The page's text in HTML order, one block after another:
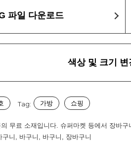
파일 다운로드
색상 및 크기 변
Tag: 가방 쇼핑
무료 소재입니다. 슈퍼마켓 등에서 장바
니, 바구니, 바구니, 장바구니